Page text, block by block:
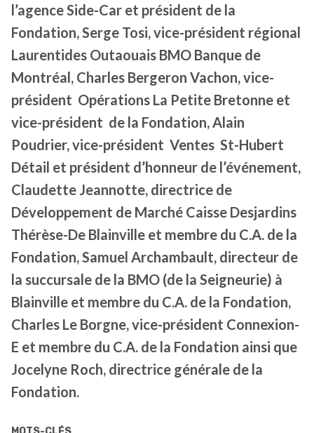
l’agence Side-Car et président de la
Fondation, Serge Tosi, vice-président régional
Laurentides Outaouais BMO Banque de
Montréal, Charles Bergeron Vachon, vice-
président Opérations La Petite Bretonne et
vice-président de la Fondation, Alain
Poudrier, vice-président Ventes St-Hubert
Détail et président d’honneur de l’événement,
Claudette Jeannotte, directrice de
Développement de Marché Caisse Desjardins
Thérèse-De Blainville et membre du C.A. de la
Fondation, Samuel Archambault, directeur de
la succursale de la BMO (de la Seigneurie) à
Blainville et membre du C.A. de la Fondation,
Charles Le Borgne, vice-président Connexion-
E et membre du C.A. de la Fondation ainsi que
Jocelyne Roch, directrice générale de la
Fondation.